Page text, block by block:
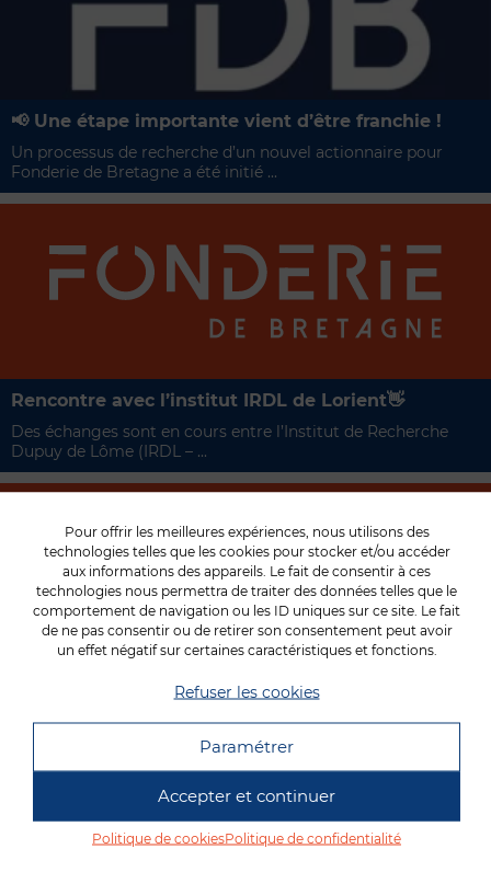
Pour offrir les meilleures expériences, nous utilisons des
technologies telles que les cookies pour stocker et/ou accéder
aux informations des appareils. Le fait de consentir à ces
technologies nous permettra de traiter des données telles que le
comportement de navigation ou les ID uniques sur ce site. Le fait
de ne pas consentir ou de retirer son consentement peut avoir
un effet négatif sur certaines caractéristiques et fonctions.
Accepter et continuer
Refuser les cookies
Paramétrer
Politique de cookiesPolitique de confidentialité
📢 Une étape importante vient d’être franchie !
Un processus de recherche d’un nouvel actionnaire pour
Fonderie de Bretagne a été initié ...
Rencontre avec l’institut IRDL de Lorient👋​
Des échanges sont en cours entre l’Institut de Recherche
Dupuy de Lôme (IRDL – ...
La « prépa apprentissage » en visite à FDB🏭​
Ces jeunes ont intégré la « classe prépa apprentissage » du
pôle de formation du Pôle ...